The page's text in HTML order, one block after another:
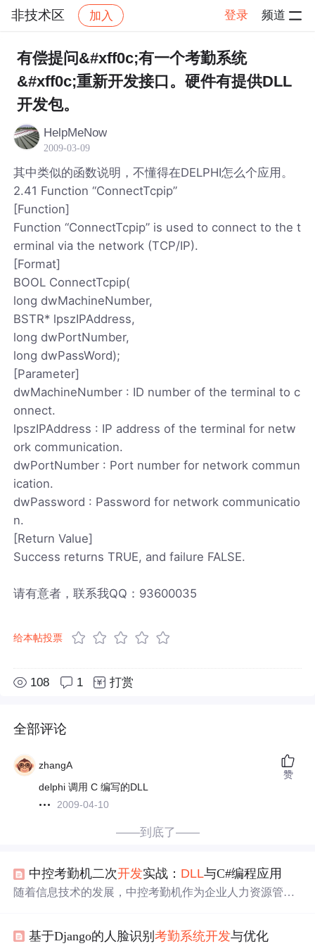
非技术区 加入 登录 频道
社区 非技术区 帖子详情
有偿提问&#xff0c;有一个考勤系统
&#xff0c;重新开发接口。硬件有提供DLL
开发包。
HelpMeNow
2009-03-09
其中类似的函数说明，不懂得在DELPHI怎么个应用。
2.41 Function “ConnectTcpip”
[Function]
Function “ConnectTcpip” is used to connect to the t
erminal via the network (TCP/IP).
[Format]
BOOL ConnectTcpip(
long dwMachineNumber,
BSTR* lpszIPAddress,
long dwPortNumber,
long dwPassWord);
[Parameter]
dwMachineNumber : ID number of the terminal to c
onnect.
lpszIPAddress : IP address of the terminal for netw
ork communication.
dwPortNumber : Port number for network commun
ication.
dwPassword : Password for network communicatio
n.
[Return Value]
Success returns TRUE, and failure FALSE.
请有意者，联系我QQ：93600035
给本帖投票
108 1 打赏
全部评论
zhangA
delphi 调用 C 编写的DLL
2009-04-10
赞
——到底了——
中控考勤机二次开发实战： DLL与C#编程应用
随着信息技术的发展，中控考勤机作为企业人力资源管理
包括了硬件的兼容性和系统整合。本章将概述中控考勤机
基于Django的人脸识别考勤系统开发与优化